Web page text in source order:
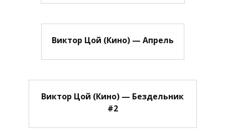
Виктор Цой (Кино) — Апрель
Виктор Цой (Кино) — Бездельник
#2